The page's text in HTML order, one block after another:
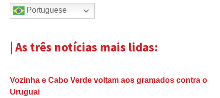
Portuguese
| As três notícias mais lidas:
Vozinha e Cabo Verde voltam aos gramados contra o
Uruguai